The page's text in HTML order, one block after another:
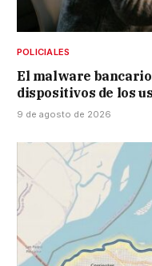
POLICIALES
El malware
dispositivos de los
9 de agosto de 2026